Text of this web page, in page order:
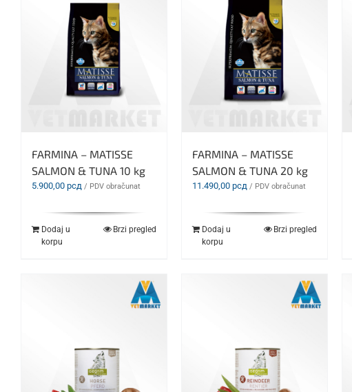
FARMINA – MATISSE
SALMON & TUNA 10 kg
5.900,00 рсд / PDV obračunat
Dodaj u
korpu
Brzi pregled
FARMINA – MATISSE
SALMON & TUNA 20 kg
11.490,00 рсд / PDV obračunat
Dodaj u
korpu
Brzi pregled